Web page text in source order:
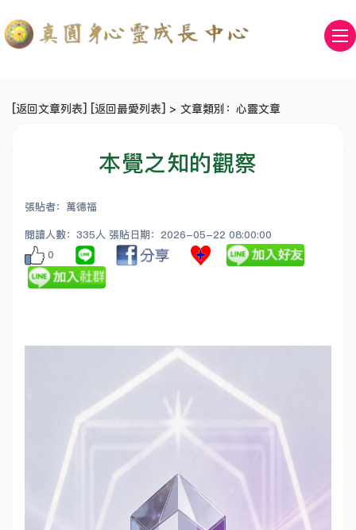
[返回文章列表] [返回最愛列表] > 文章類別：心靈文章
本覺之知的觀察
張貼者：萬德福
閱讀人數：335人 張貼日期：2026-05-22 08:00:00
0